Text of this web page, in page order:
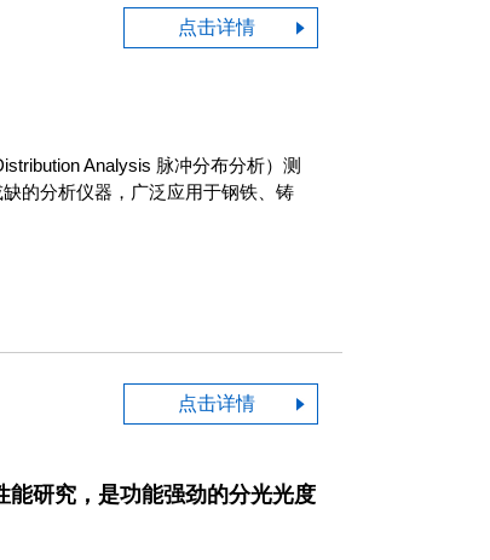
点击详情
Analysis 脉冲分布分析）测
的分析仪器，广泛应用于钢铁、铸
点击详情
研究，是功能强劲的分光光度